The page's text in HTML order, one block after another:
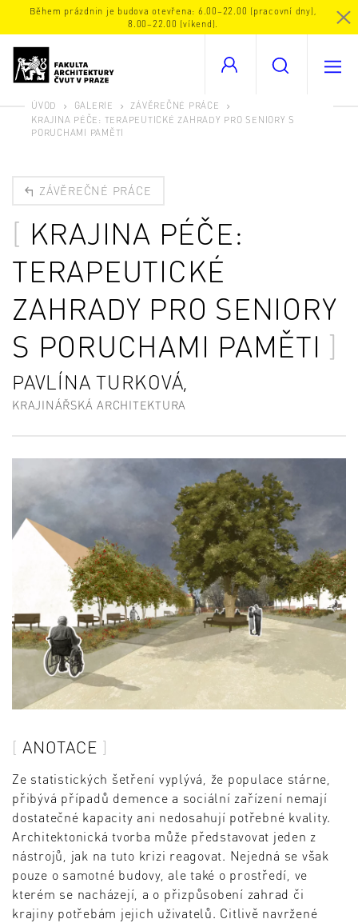
Během prázdnin je budova otevřena: 6.00–22.00 (pracovní dny),
8.00–22.00 (víkend).
ÚVOD GALERIE
ZÁVĚREČNÉ PRÁCE
KRAJINA PÉČE: TERAPEUTICKÉ ZAHRADY PRO SENIORY S
PORUCHAMI PAMĚTI
ZÁVĚREČNÉ PRÁCE
KRAJINA PÉČE:
TERAPEUTICKÉ
ZAHRADY PRO SENIORY
S PORUCHAMI PAMĚTI
PAVLÍNA TURKOVÁ,
KRAJINÁŘSKÁ ARCHITEKTURA
ANOTACE
Ze statistických šetření vyplývá, že populace stárne,
přibývá případů demence a sociální zařízení nemají
dostatečné kapacity ani nedosahují potřebné kvality.
Architektonická tvorba může představovat jeden z
nástrojů, jak na tuto krizi reagovat. Nejedná se však
pouze o samotné budovy, ale také o prostředí, ve
kterém se nacházejí, a o přizpůsobení zahrad či
krajiny potřebám jejich uživatelů. Citlivě navržené